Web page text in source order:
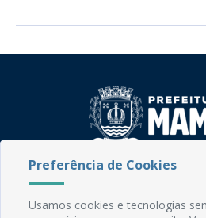
Rua do Imperador, 78,
CEP: 58.280-000 -
Fone: (83) 3292-2246
Preferência de Cookies
Usamos cookies e tecnologias